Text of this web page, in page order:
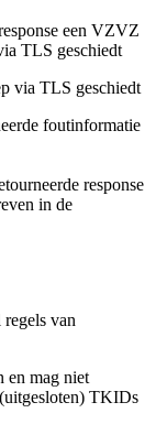
een VZVZ
TLS geschiedt
via TLS geschiedt
foutinformatie
response
in de
van
en mag niet
TKIDs